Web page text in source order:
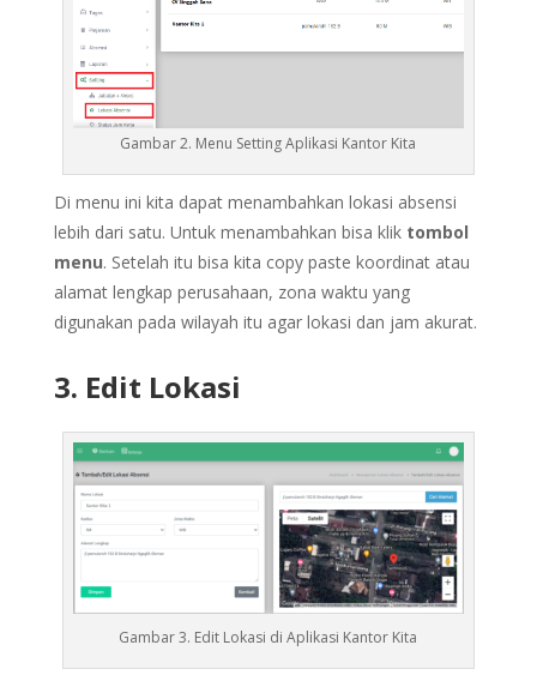
Gambar 2. Menu Setting Aplikasi Kantor Kita
Di menu ini kita dapat menambahkan lokasi absensi
lebih dari satu. Untuk menambahkan bisa klik tombol
menu. Setelah itu bisa kita copy paste koordinat atau
alamat lengkap perusahaan, zona waktu yang
digunakan pada wilayah itu agar lokasi dan jam akurat.
3. Edit Lokasi
Gambar 3. Edit Lokasi di Aplikasi Kantor Kita